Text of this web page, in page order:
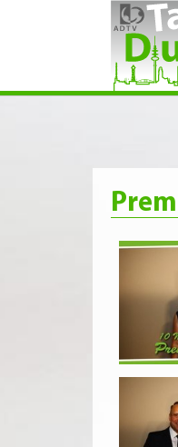
Zum Hauptinhalt springen